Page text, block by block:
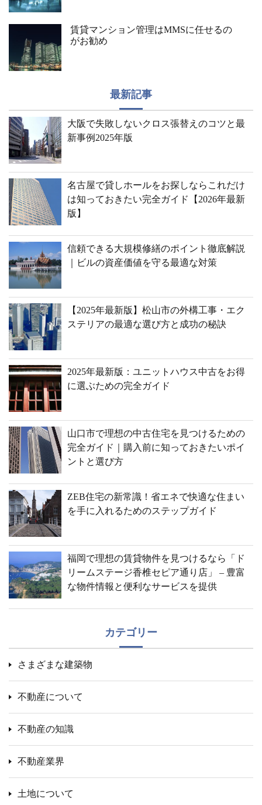
賃貸マンション管理はMMSに任せるの
がお勧め
最新記事
大阪で失敗しないクロス張替えのコツと最
新事例2025年版
名古屋で貸しホールをお探しならこれだけ
は知っておきたい完全ガイド【2026年最新
版】
信頼できる大規模修繕のポイント徹底解説
｜ビルの資産価値を守る最適な対策
【2025年最新版】松山市の外構工事・エク
ステリアの最適な選び方と成功の秘訣
2025年最新版：ユニットハウス中古をお得
に選ぶための完全ガイド
山口市で理想の中古住宅を見つけるための
完全ガイド｜購入前に知っておきたいポイ
ントと選び方
ZEB住宅の新常識！省エネで快適な住まい
を手に入れるためのステップガイド
福岡で理想の賃貸物件を見つけるなら「ド
リームステージ香椎セピア通り店」 – 豊富
な物件情報と便利なサービスを提供
カテゴリー
さまざまな建築物
不動産について
不動産の知識
不動産業界
土地について